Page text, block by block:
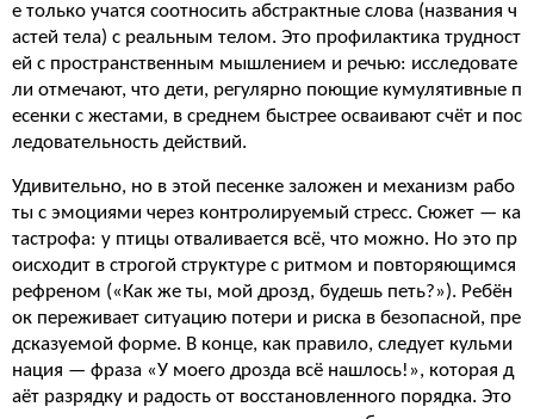
е только учатся соотносить абстрактные слова (названия ч
астей тела) с реальным телом. Это профилактика трудност
ей с пространственным мышлением и речью: исследовате
ли отмечают, что дети, регулярно поющие кумулятивные п
есенки с жестами, в среднем быстрее осваивают счёт и пос
ледовательность действий.
Удивительно, но в этой песенке заложен и механизм рабо
ты с эмоциями через контролируемый стресс. Сюжет — ка
тастрофа: у птицы отваливается всё, что можно. Но это пр
оисходит в строгой структуре с ритмом и повторяющимся
рефреном («Как же ты, мой дрозд, будешь петь?»). Ребён
ок переживает ситуацию потери и риска в безопасной, пре
дсказуемой форме. В конце, как правило, следует кульми
нация — фраза «У моего дрозда всё нашлось!», которая д
аёт разрядку и радость от восстановленного порядка. Это